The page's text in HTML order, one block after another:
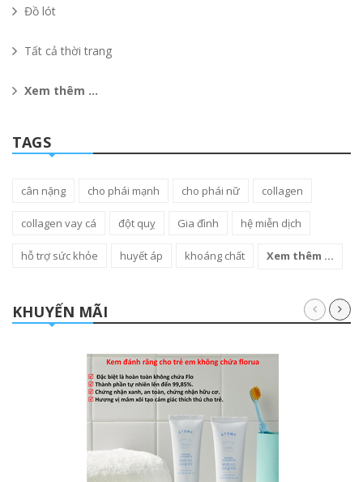
Đồ lót
Tất cả thời trang
Xem thêm ...
TAGS
cân nặng cho phái mạnh cho phái nữ collagen
collagen vay cá đột quỵ Gia đình hệ miễn dịch
hỗ trợ sức khỏe huyết áp khoáng chất Xem thêm ...
KHUYẾN MÃI